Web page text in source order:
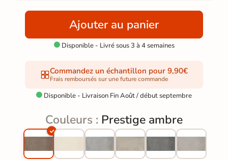
Ajouter au panier
Disponible - Livré sous 3 à 4 semaines
Commandez un échantillon pour 9,90€
Frais remboursés sur une future commande
 Disponible - Livraison Fin Août / début septembre
Couleurs : Prestige ambre